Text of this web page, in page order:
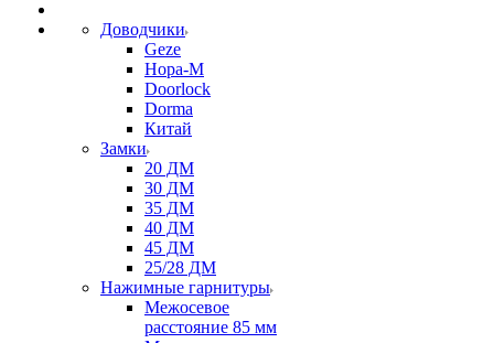
Доводчики
Geze
Нора-М
Doorlock
Dorma
Китай
Замки
20 ДМ
30 ДМ
35 ДМ
40 ДМ
45 ДМ
25/28 ДМ
Нажимные гарнитуры
Межосевое
расстояние 85 мм